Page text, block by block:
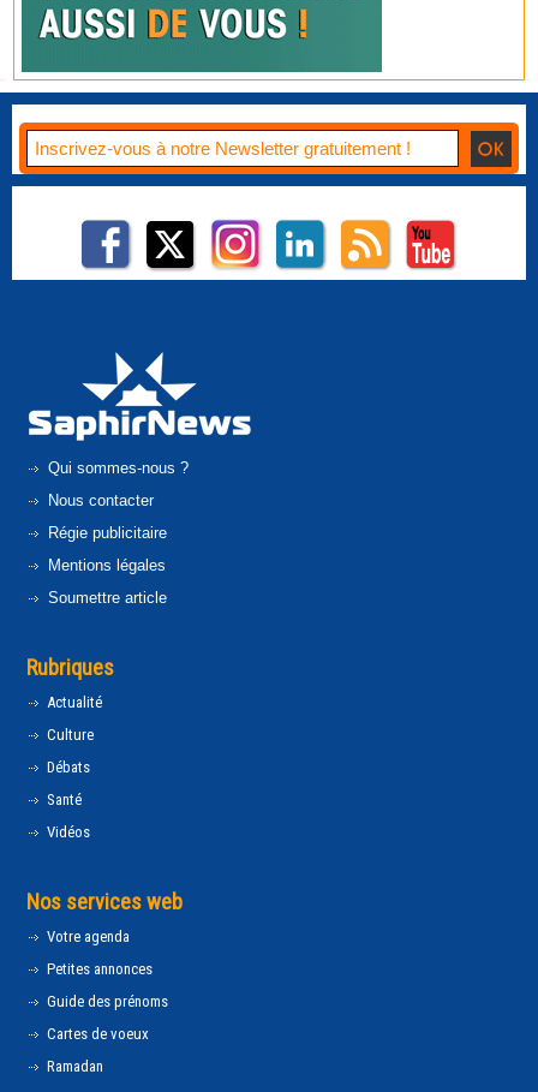
Qui sommes-nous ?
Nous contacter
Régie publicitaire
Mentions légales
Soumettre article
Rubriques
Actualité
Culture
Débats
Santé
Vidéos
Nos services web
Votre agenda
Petites annonces
Guide des prénoms
Cartes de voeux
Ramadan